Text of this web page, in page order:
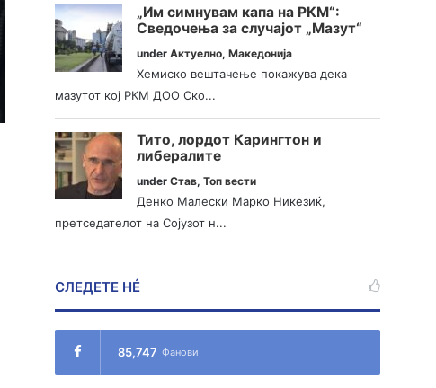
„Им симнувам капа на РКМ“:
Сведочења за случајот „Мазут“
underАктуелно,Македонија
Хемиско вештачење покажува дека
мазутот кој РКМ ДОО Ско...
Тито, лордот Карингтон и
либералите
underСтав,Топ вести
Денко Малески Марко Никезиќ,
претседателот на Сојузот н...
СЛЕДЕТЕ НÉ
85,747 Фанови